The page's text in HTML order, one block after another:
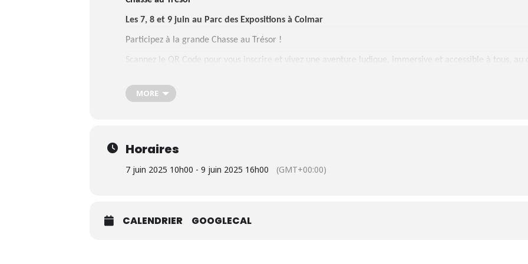
Les 7, 8 et 9 juin au Parc des Expositions à Colmar
Participez à la grande Chasse au Trésor !
Scannez le QR Code pour vous inscrire et vivez une aventure ludique, immersive et accessible à tous,
découvrez le trésor !
À gagner : de nombreux voyages.
Retrouvez tous les agendas sur
MORE
Horaires
7 juin 2025 10h00 - 9 juin 2025 16h00 (GMT+00:00)
CALENDRIER GOOGLECAL